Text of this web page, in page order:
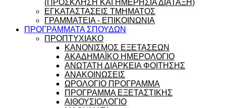
(ΠΡΟΣΚΛΗΣΗ ΚΑΙ ΗΜΕΡΗΣΙΑ ΔΙΑΤΑΞΗ)
ΕΓΚΑΤΑΣΤΑΣΕΙΣ ΤΜΗΜΑΤΟΣ
ΓΡΑΜΜΑΤΕΙΑ - ΕΠΙΚΟΙΝΩΝΙΑ
ΠΡΟΓΡΑΜΜΑΤΑ ΣΠΟΥΔΩΝ
ΠΡΟΠΤΥΧΙΑΚΟ
ΚΑΝΟΝΙΣΜΟΣ ΕΞΕΤΑΣΕΩΝ
ΑΚΑΔΗΜΑΪΚΟ ΗΜΕΡΟΛΟΓΙΟ
ΑΝΩΤΑΤΗ ΔΙΑΡΚΕΙΑ ΦΟΙΤΗΣΗΣ
ΑΝΑΚΟΙΝΩΣΕΙΣ
ΩΡΟΛΟΓΙΟ ΠΡΟΓΡΑΜΜΑ
ΠΡΟΓΡΑΜΜΑ ΕΞΕΤΑΣΤΙΚΗΣ
ΑΙΘΟΥΣΙΟΛΟΓΙΟ